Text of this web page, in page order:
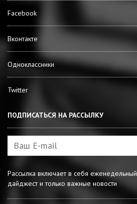
Facebook
Вконтакте
Одноклассники
Twitter
ПОДПИСАТЬСЯ НА РАССЫЛКУ
Рассылка включает в себя еженедельный
дайджест и только важные новости